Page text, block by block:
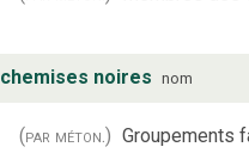
chemises noires nom
(par méton.) Groupements